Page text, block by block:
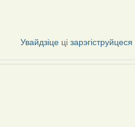
Увайдзіце цізарэгіструйцеся